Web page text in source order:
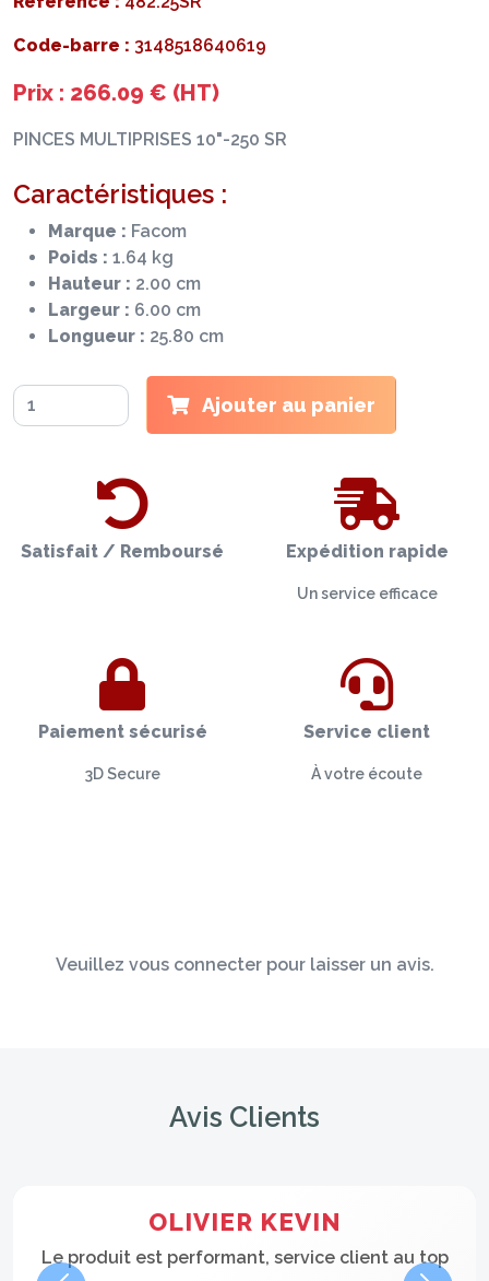
Code-barre : 3148518640619
Prix : 266.09 € (HT)
PINCES MULTIPRISES 10"-250 SR
Caractéristiques :
Marque : Facom
Poids : 1.64 kg
Hauteur : 2.00 cm
Largeur : 6.00 cm
Longueur : 25.80 cm
Ajouter au panier
Satisfait / Remboursé Expédition rapide
Un service efficace
Paiement sécurisé
3D Secure
Service client
À votre écoute
Veuillez vous connecter pour laisser un avis.
Avis Clients
OLIVIER KEVIN
Le produit est performant, service client au top